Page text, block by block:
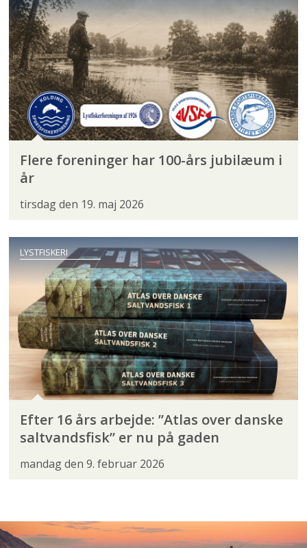
Flere foreninger har 100-års jubilæum i
år
tirsdag den 19. maj 2026
LYSTFISKERI
Efter 16 års arbejde: ”Atlas over danske
saltvandsfisk” er nu på gaden
mandag den 9. februar 2026